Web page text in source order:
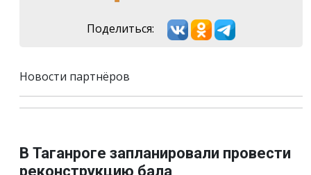
Поделиться:
Новости партнёров
В Таганроге запланировали провести
реконструкцию бала